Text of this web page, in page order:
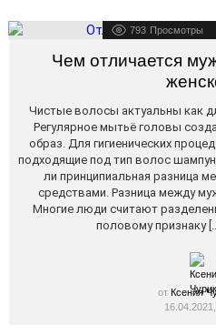
793 Просмотры
Чем отличается
Чистые волосы актуальны как
Регулярное мытьё головы
образ. Для гигиенических
подходящие под тип волос
ли принципиальная разница
средствами. Разница между
Многие люди считают
половому признаку
от Ксения